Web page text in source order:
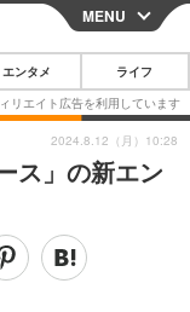
CLOSE
スマートフォン
その他
映画・ドラマ
MENU
エンタメ ライフ
ス」の新エン
2024.8.12（月）10:28